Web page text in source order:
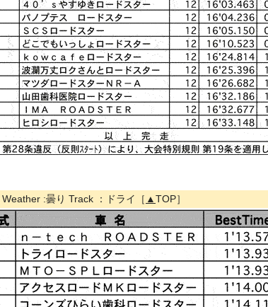
Weather :曇り Track ：ドライ［ ▲TOP］